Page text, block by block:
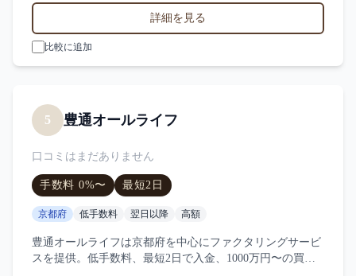
入金スピード・対応業種などアルシエの特徴を比較。
詳細を見る
比較に追加
5 豊通オールライフ
口コミはまだありません
手数料 0%〜 最短2日
京都府 低手数料 翌日以降 高額
豊通オールライフは京都府を中心にファクタリングサービ
スを提供。低手数料、最短2日で入金、1000万円〜の買取